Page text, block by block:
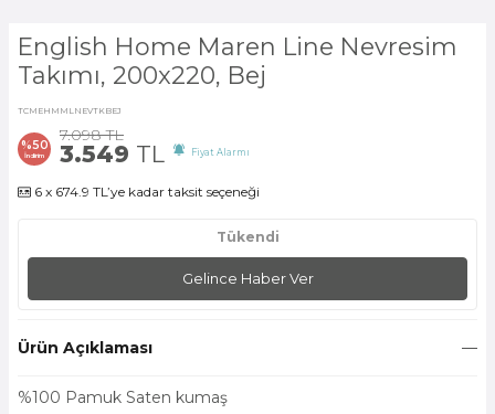
English Home Maren Line Nevresim
Takımı, 200x220, Bej
TCMEHMMLNEVTKBEJ
%50
İndirim
7.098TL
3.549 TL Fiyat Alarmı
6 x 674.9 TL’ye kadar taksit seçeneği
Tükendi
Gelince Haber Ver
Ürün Açıklaması
%100 Pamuk Saten kumaş